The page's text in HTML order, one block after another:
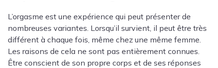
L’orgasme est une expérience qui peut présenter de
nombreuses variantes. Lorsqu’il survient, il peut être très
différent à chaque fois, même chez une même femme.
Les raisons de cela ne sont pas entièrement connues.
Être conscient de son propre corps et de ses réponses